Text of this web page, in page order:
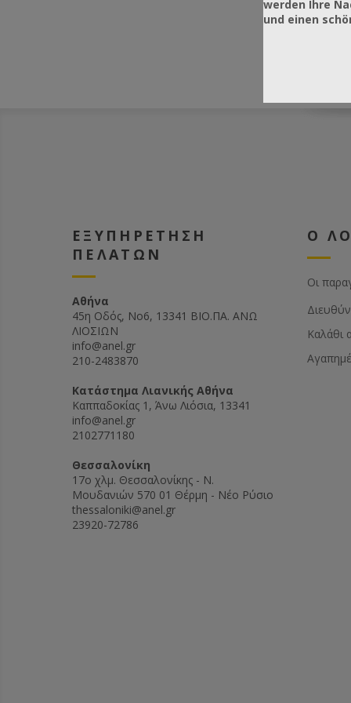
ΕΞΥΠΗΡΕΤΗΣΗ
ΠΕΛΑΤΩΝ
Αθήνα
45η Οδός, Νο6, 13341 ΒΙΟ.ΠΑ. ΑΝΩ
ΛΙΟΣΙΩΝ
info@anel.gr
210-2483870
Kατάστημα Λιανικής Αθήνα
Καππαδοκίας 1, Άνω Λιόσια, 13341
info@anel.gr
2102771180
Θεσσαλονίκη
17ο χλμ. Θεσσαλονίκης - Ν.
Μουδανιών 570 01 Θέρμη - Νέο Ρύσιο
thessaloniki@anel.gr
23920-72786
Ο
Οι
Καλάθι
werden Ihre
und einen